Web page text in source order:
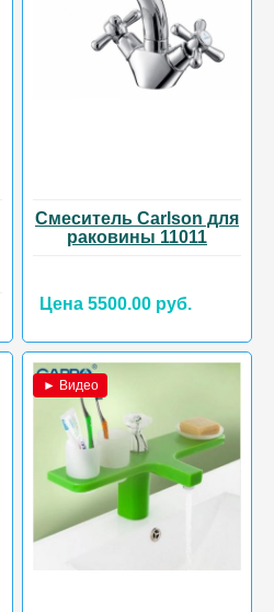
Смеситель Carlson для
раковины 11011
Цена 5500.00 руб.
► Видео